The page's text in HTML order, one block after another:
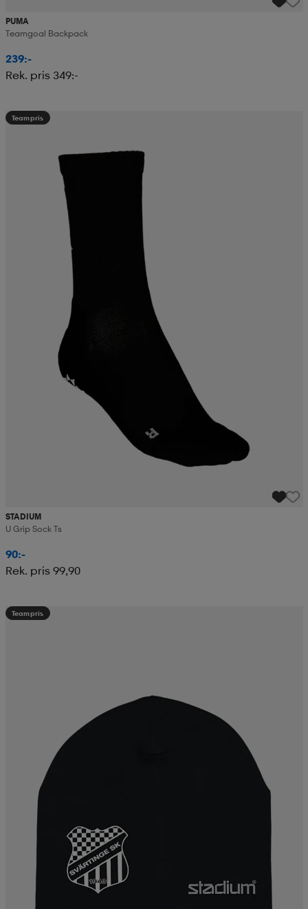
PUMA
Teamgoal Backpack
239:-
Rek. pris 349:-
Teampris
STADIUM
U Grip Sock Ts
90:-
Rek. pris 99,90
Teampris